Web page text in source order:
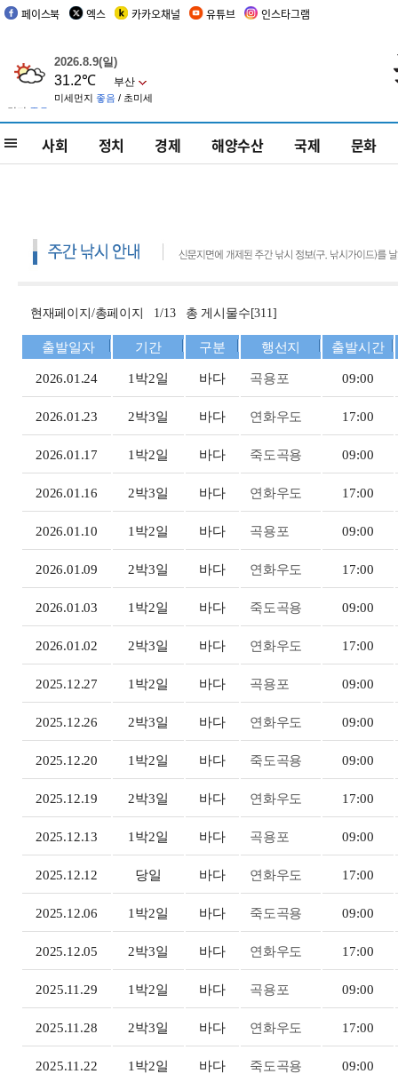
페이스북 엑스 카카오채널 유튜브 인스타그램
사회 정치 경제 해양수산 국제 문화
현재페이지/총페이지 1/13 총 게시물수[311]
출발일자 기간 구분 행선지 출발시간
2026.01.24 1박2일 바다 곡용포 09:00
2026.01.23 2박3일 바다 연화우도 17:00
2026.01.17 1박2일 바다 죽도곡용 09:00
2026.01.16 2박3일 바다 연화우도 17:00
2026.01.10 1박2일 바다 곡용포 09:00
2026.01.09 2박3일 바다 연화우도 17:00
2026.01.03 1박2일 바다 죽도곡용 09:00
2026.01.02 2박3일 바다 연화우도 17:00
2025.12.27 1박2일 바다 곡용포 09:00
2025.12.26 2박3일 바다 연화우도 09:00
2025.12.20 1박2일 바다 죽도곡용 09:00
2025.12.19 2박3일 바다 연화우도 17:00
2025.12.13 1박2일 바다 곡용포 09:00
2025.12.12 당일 바다 연화우도 17:00
2025.12.06 1박2일 바다 죽도곡용 09:00
2025.12.05 2박3일 바다 연화우도 17:00
2025.11.29 1박2일 바다 곡용포 09:00
2025.11.28 2박3일 바다 연화우도 17:00
2025.11.22 1박2일 바다 죽도곡용 09:00